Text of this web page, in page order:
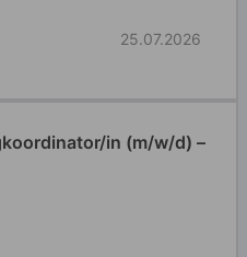
25.07.2026
in (m/w/d) –